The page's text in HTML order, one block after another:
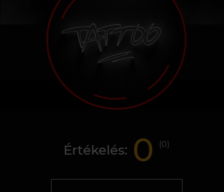
Értékelés: 0 (0)